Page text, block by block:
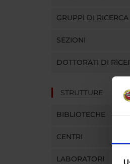
GRUPPI DI RICERCA
SEZIONI
DOTTORATI DI
STRUTTURE
BIBLIOTECHE
CENTRI
LABORATORI